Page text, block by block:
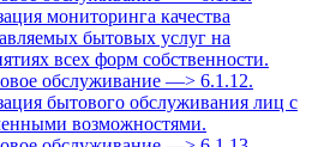
мониторинга качества
бытовых услуг на
всех форм собственности.
обслуживание —> 6.1.12.
бытового обслуживания лиц с
возможностями.